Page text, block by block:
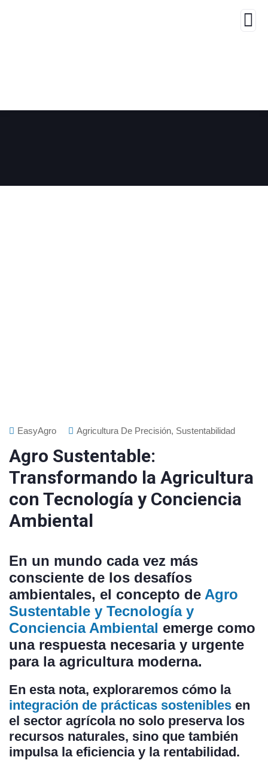
EasyAgro Agricultura De Precisión, Sustentabilidad
Agro Sustentable:
Transformando la Agricultura
con Tecnología y Conciencia
Ambiental
En un mundo cada vez más
consciente de los desafíos
ambientales, el concepto de Agro
Sustentable y Tecnología y
Conciencia Ambiental emerge como
una respuesta necesaria y urgente
para la agricultura moderna.
En esta nota, exploraremos cómo la
integración de prácticas sostenibles en
el sector agrícola no solo preserva los
recursos naturales, sino que también
impulsa la eficiencia y la rentabilidad.